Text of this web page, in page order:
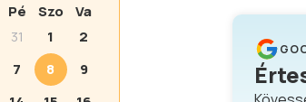
Pé Szo
Va
31 1
2
7 8
9